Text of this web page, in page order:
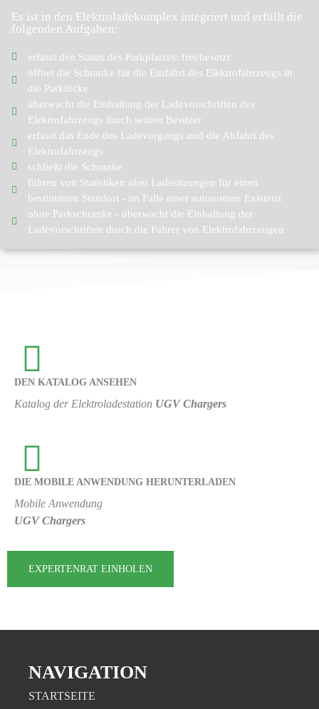
Es ist in den Elektroladekomplex integriert und erfüllt die
folgenden Aufgaben:
erfasst den Status des Parkplatzes: frei/besetzt
öffnet die Schranke für die Einfahrt des Elektrofahrzeugs in
die Parklücke
überwacht die Einhaltung der Ladevorschriften des
Elektrofahrzeugs durch seinen Besitzer
erfasst das Ende des Ladevorgangs und die Abfahrt des
Elektrofahrzeugs
schließt die Schranke
führen von Statistiken über Ladesitzungen für einen
bestimmten Standort - im Falle einer autonomen Existenz
ohne Parkschranke - überwacht die Einhaltung der
Ladevorschriften durch die Fahrer von Elektrofahrzeugen
DEN KATALOG ANSEHEN
Katalog der Elektroladestation UGV Chargers
DIE MOBILE ANWENDUNG HERUNTERLADEN
Mobile Anwendung
UGV Chargers
EXPERTENRAT EINHOLEN
NAVIGATION
STARTSEITE